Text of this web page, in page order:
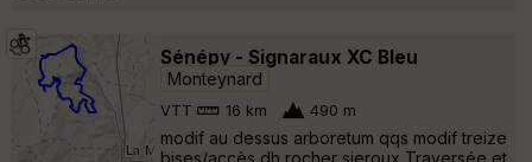
Sénépy - Signaraux XC Bleu
Monteynard
VTT 16 km 490 m
modif au dessus arboretum qqs modif treize
bises/accès dh rocher sieroux Traversée et